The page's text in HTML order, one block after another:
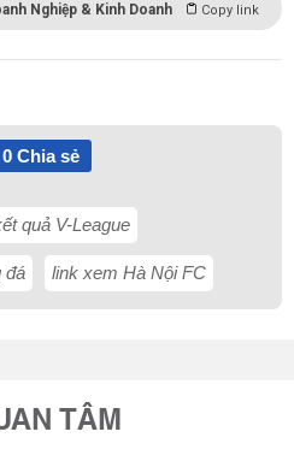
Nghiệp & Kinh Doanh Copy link
0Chia sẻ
quả V-League
đá link xem Hà Nội FC
TÂM